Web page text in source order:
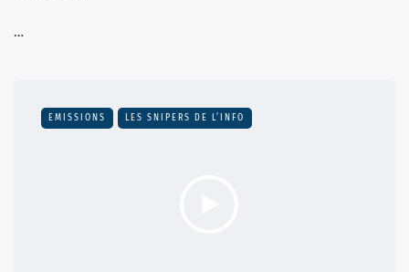
…
EMISSIONS LES SNIPERS DE L’INFO